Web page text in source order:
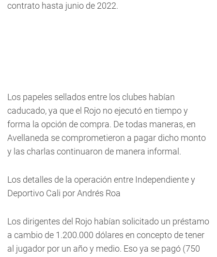
contrato hasta junio de 2022.
Los papeles sellados entre los clubes habían
caducado, ya que el Rojo no ejecutó en tiempo y
forma la opción de compra. De todas maneras, en
Avellaneda se comprometieron a pagar dicho monto
y las charlas continuaron de manera informal.
Los detalles de la operación entre Independiente y
Deportivo Cali por Andrés Roa
Los dirigentes del Rojo habían solicitado un préstamo
a cambio de 1.200.000 dólares en concepto de tener
al jugador por un año y medio. Eso ya se pagó (750